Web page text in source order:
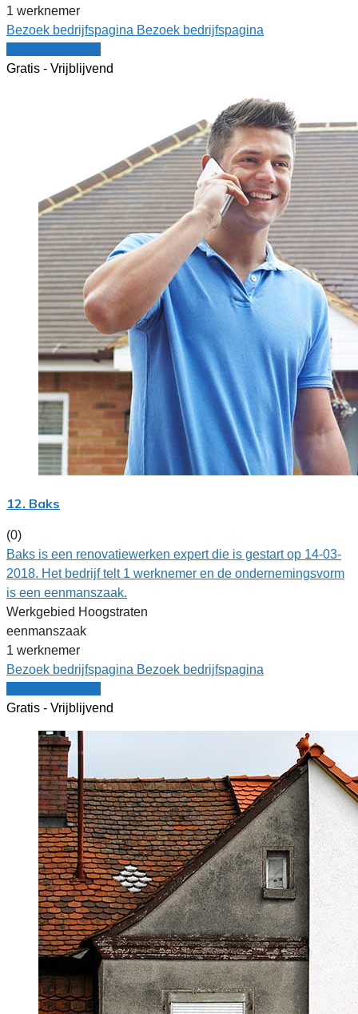
1 werknemer
Bezoek bedrijfspagina Bezoek bedrijfspagina
Gratis - Vrijblijvend
12. Baks
(0)
Baks is een renovatiewerken expert die is gestart op 14-03-
2018. Het bedrijf telt 1 werknemer en de ondernemingsvorm
is een eenmanszaak.
Werkgebied Hoogstraten
eenmanszaak
1 werknemer
Bezoek bedrijfspagina Bezoek bedrijfspagina
Gratis - Vrijblijvend